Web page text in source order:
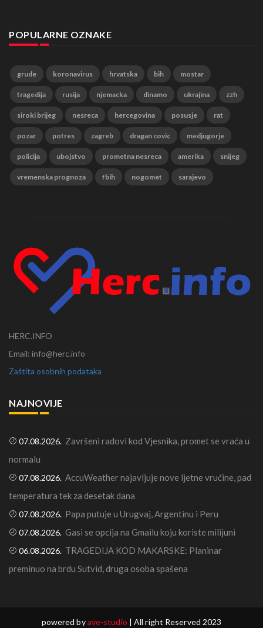
POPULARNE OZNAKE
grude koronavirus hrvatska bih mostar
tragedija rusija njemacka dinamo ukrajina zzh
siroki brijeg nesreca hercegovina posusje rat
pozar potres zagreb dragan covic medjugorje
policija ubojstvo prometna nesreca amerika snijeg
vremenska prognoza fbih nogomet sarajevo
HERC.INFO
Email: info@herc.info
Zaštita osobnih podataka
NAJNOVIJE
07.08.2026. Završeni radovi kod Vjesnika, promet se vraća u
normalu
07.08.2026. AccuWeather najavljuje nove ljetne vrućine, pad
temperatura tek za desetak dana
07.08.2026. Papa putuje u Urugvaj, Argentinu i Peru
07.08.2026. Gasi se opcija na Gmailu koju koriste milijuni
06.08.2026. TRAGEDIJA KOD MAKARSKE: Planinar
preminuo na brdu Sutvid, druga osoba spašena
powered byave-studio | All right Reserved 2023